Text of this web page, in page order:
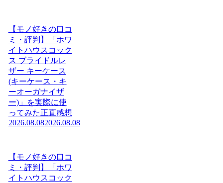
【モノ好きの口コ
ミ・評判】「ホワ
イトハウスコック
ス ブライドルレ
ザー キーケース
(キーケース・キ
ーオーガナイザ
ー)」を実際に使
ってみた正直感想
2026.08.082026.08.08
【モノ好きの口コ
ミ・評判】「ホワ
イトハウスコック